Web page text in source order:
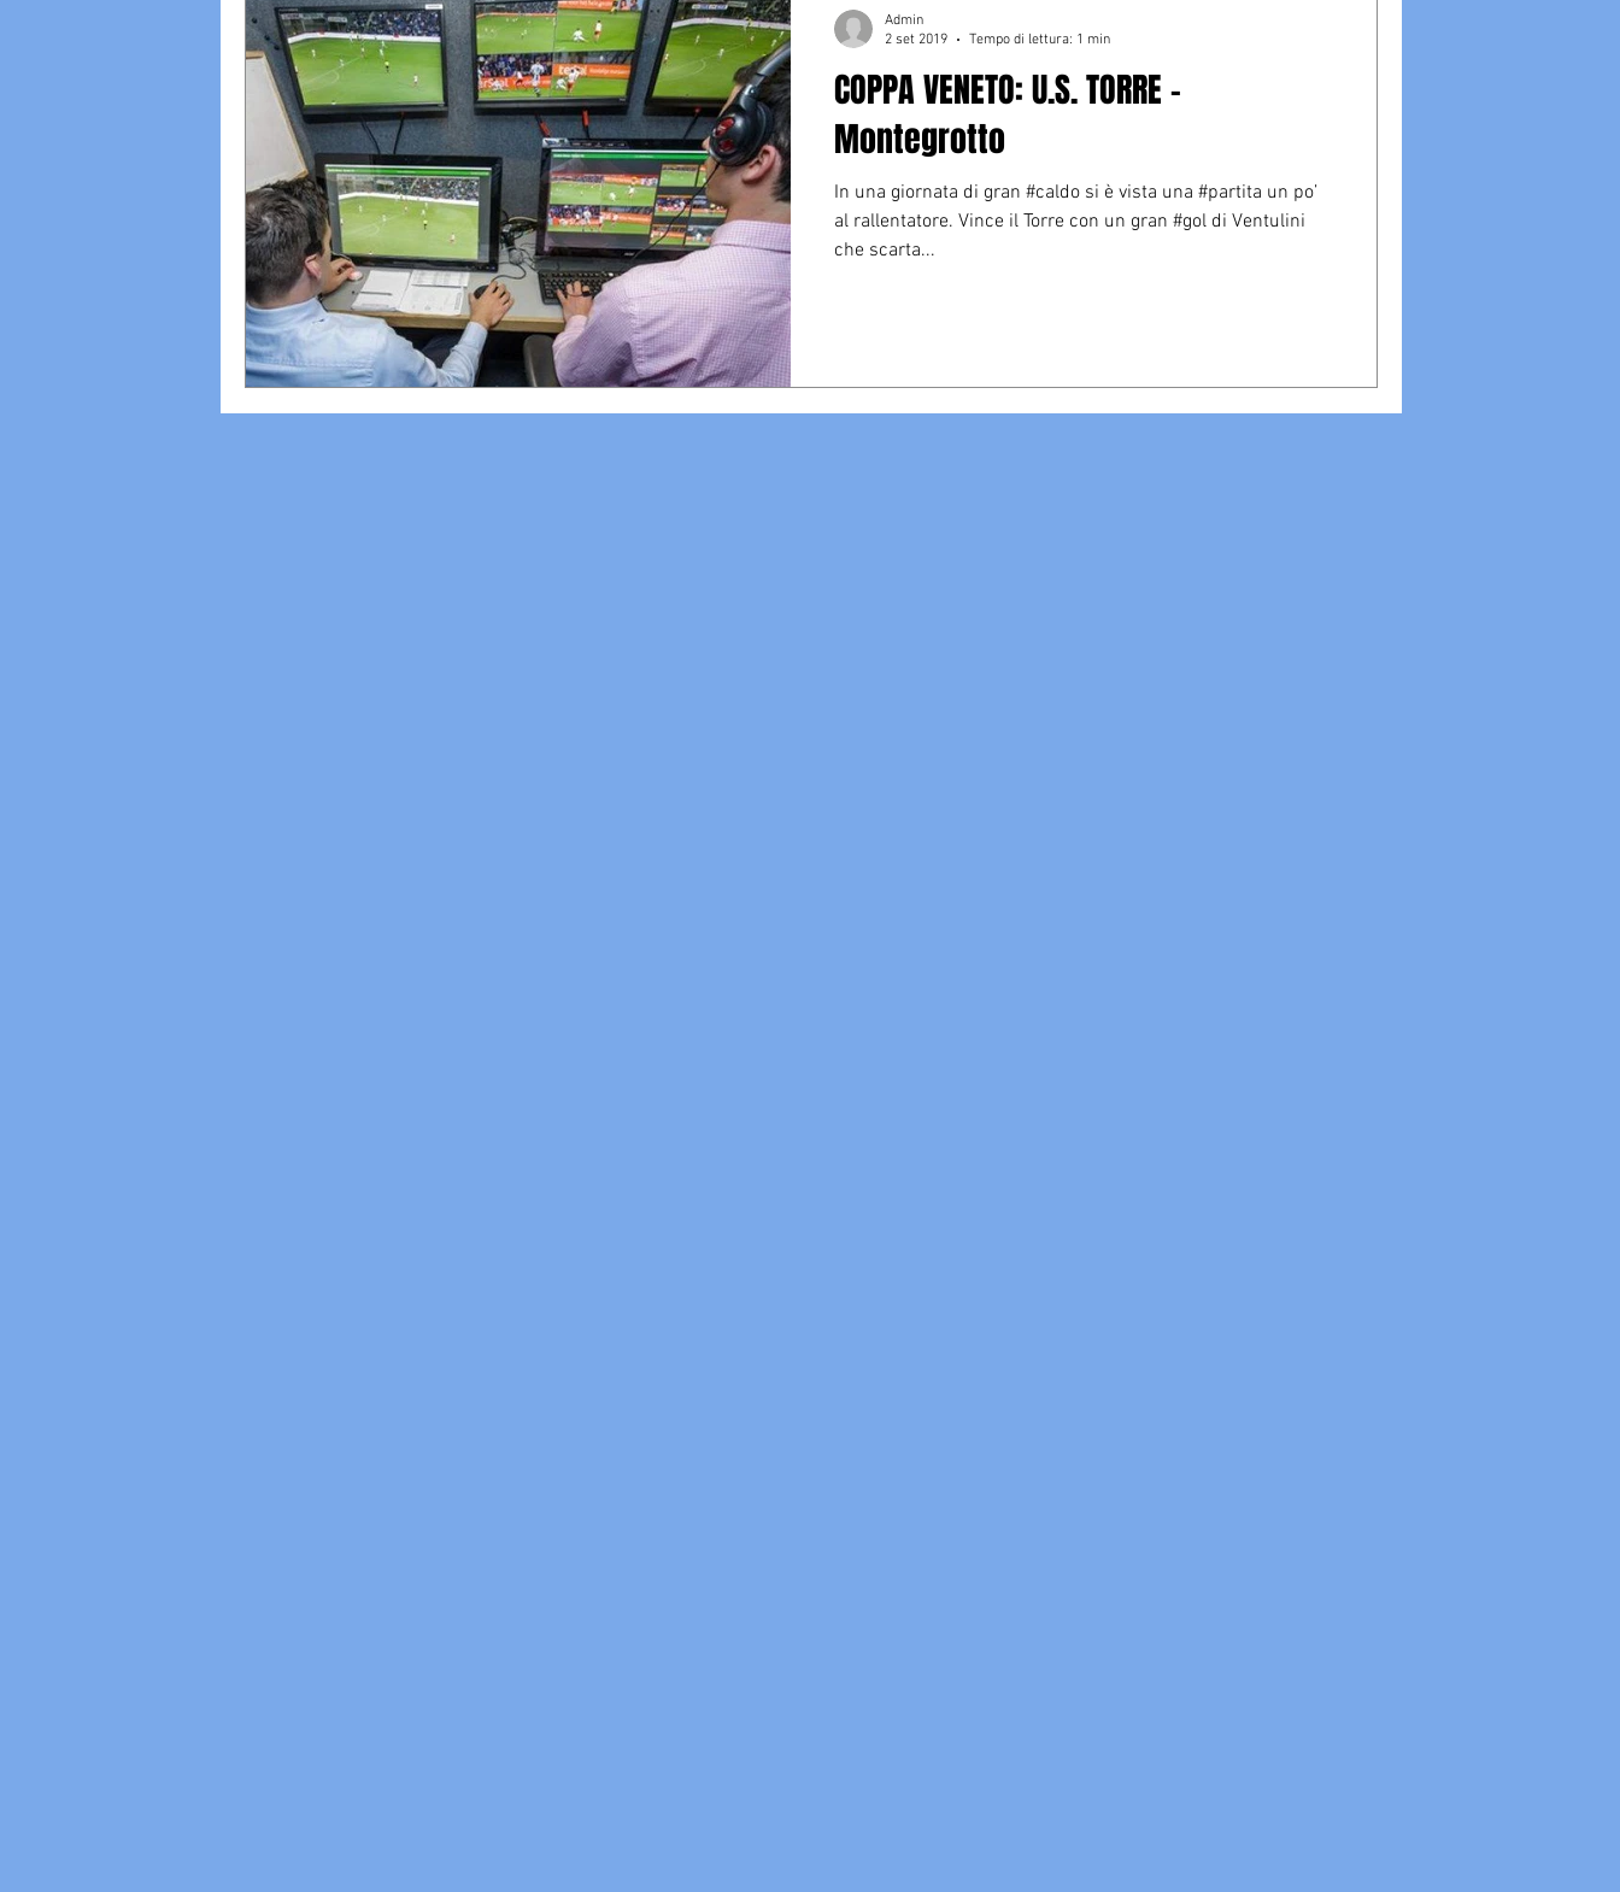
COPPA VENETO: U.S. TORRE -
Montegrotto
In una giornata di gran #caldo si è vista una #partita un po’
al rallentatore. Vince il Torre con un gran #gol di Ventulini
che scarta...
Admin
2 set 2019
Tempo di lettura: 1 min